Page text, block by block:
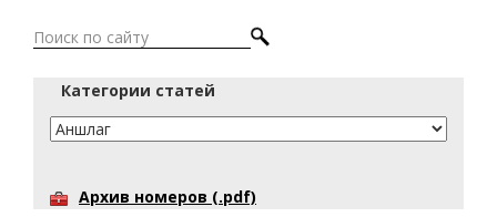
Категории статей
Архив номеров (.pdf)